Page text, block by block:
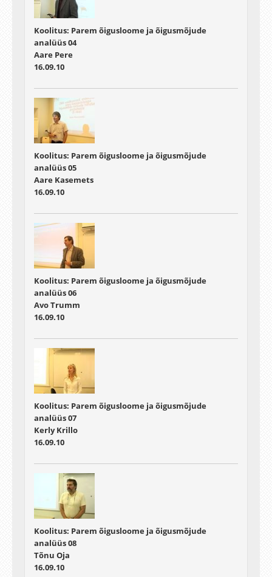
Koolitus: Parem õigusloome ja õigusmõjude
analüüs 04
Aare Pere
16.09.10
Koolitus: Parem õigusloome ja õigusmõjude
analüüs 05
Aare Kasemets
16.09.10
Koolitus: Parem õigusloome ja õigusmõjude
analüüs 06
Avo Trumm
16.09.10
Koolitus: Parem õigusloome ja õigusmõjude
analüüs 07
Kerly Krillo
16.09.10
Koolitus: Parem õigusloome ja õigusmõjude
analüüs 08
Tõnu Oja
16.09.10